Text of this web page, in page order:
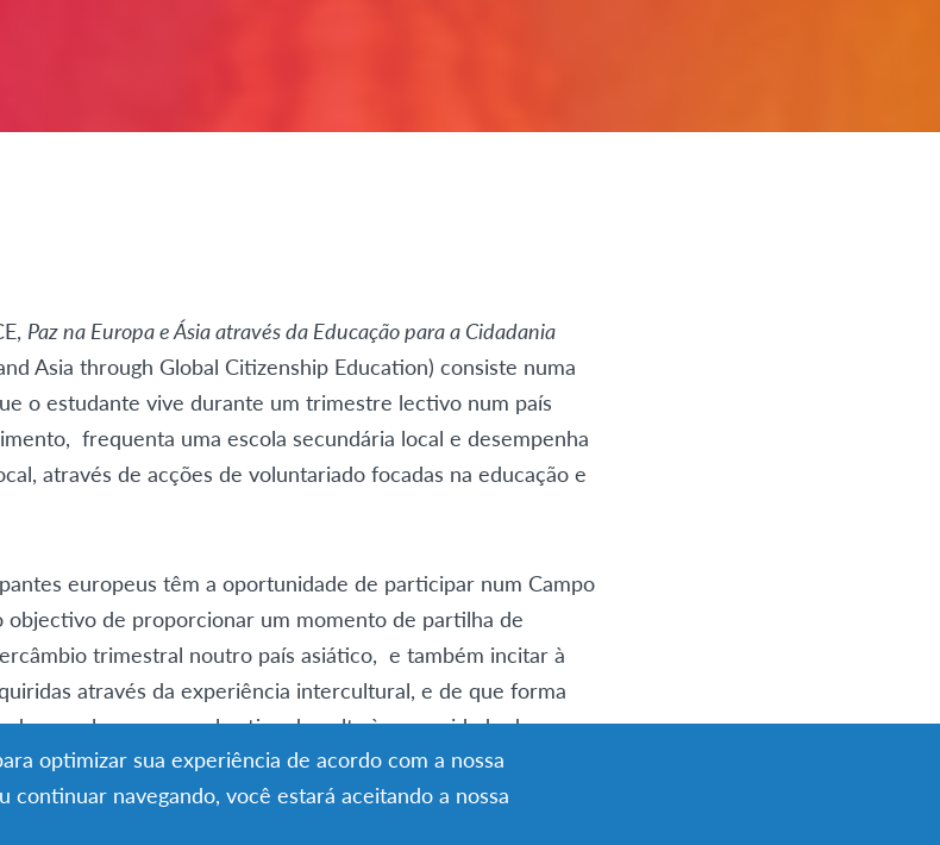
Paz na Europa e Ásia através da Educação para a Cidadania
Asia through Global Citizenship Education) consiste numa
o estudante vive durante um trimestre lectivo num país
frequenta uma escola secundária local e desempenha
através de acções de voluntariado focadas na educação e
europeus têm a oportunidade de participar num Campo
objectivo de proporcionar um momento de partilha de
trimestral noutro país asiático, e também incitar à
através da experiência intercultural, e de que forma
um papel activo de volta à comunidade de
logísticos do Campo na Malásia são organizados por
optimizar sua experiência de acordo com a nossa
continuar navegando, você estará aceitando a nossa